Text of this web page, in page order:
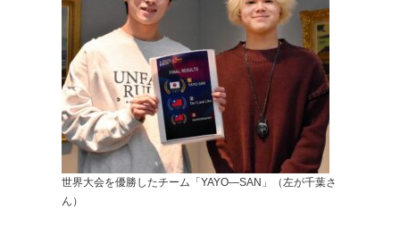
世界大会を優勝したチーム「YAYO―SAN」（左が千葉さ
ん）